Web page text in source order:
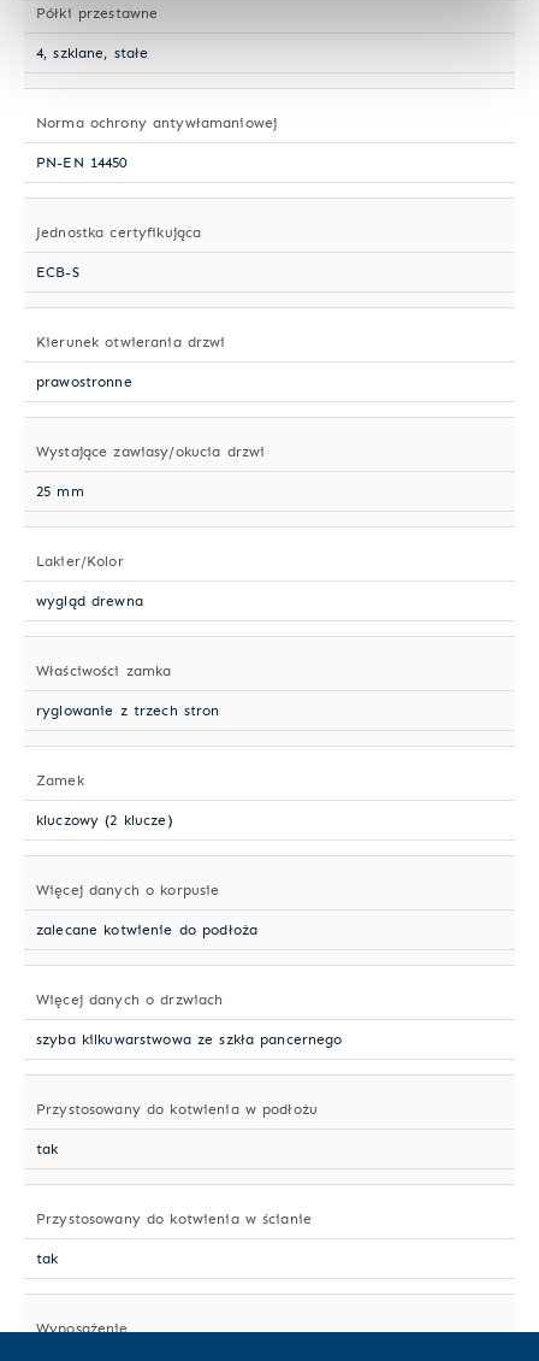
Półki przestawne
4, szklane, stałe
Norma ochrony antywłamaniowej
PN-EN 14450
Jednostka certyfikująca
ECB-S
Kierunek otwierania drzwi
prawostronne
Wystające zawiasy/okucia drzwi
25 mm
Lakier/Kolor
wygląd drewna
Właściwości zamka
ryglowanie z trzech stron
Zamek
kluczowy (2 klucze)
Więcej danych o korpusie
zalecane kotwienie do podłoża
Więcej danych o drzwiach
szyba kilkuwarstwowa ze szkła pancernego
Przystosowany do kotwienia w podłożu
tak
Przystosowany do kotwienia w ścianie
tak
Wyposażenie